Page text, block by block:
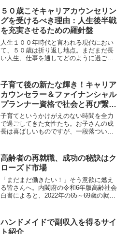
るようです。それは、とても特殊な性格
の人による家庭内ハラスメ...
５０歳こそキャリアカウンセリン
グを受けるべき理由：人生後半戦
を充実させるための羅針盤
人生１００年時代と言われる現代におい
て、５０歳は折り返し地点。まだまだ長
い人生、仕事を通してどのように過ごし
ウンセリングを受けることの重要性につ
いて、詳しく解説していき...
子育て後の新たな輝き！キャリア
カウンセラー＆ファイナンシャル
プランナー資格で社会と再び繋が
る
子育てというかけがえのない時間を全力
で過ごしてきた女性たち。お子さんの成
長は喜ばしいものですが、一段落ついた
の繋がりを再び持ちたい、自分のスキル
を活かして誰かの役に立ち...
高齢者の再就職、成功の秘訣はク
ローズド市場
「まだまだ働きたい！」そう意欲に燃え
る皆さんへ。内閣府の令和6年版高齢社会
白書によると、2022年の65～69歳の就業
ているんです。経済的理由での就労、も
し...
ハンドメイドで副収入を得るサイ
ト紹介